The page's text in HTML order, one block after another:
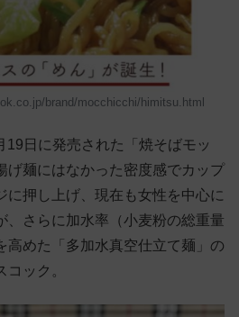
brand/mocchicchi/himitsu.html
19日に発売された「焼そばモッ
げ麺にはなかった密度感でカップ
に押し上げ、現在も女性を中心に
、さらに加水率（小麦粉の総重量
高めた「多加水真空仕立て麺」の
ック。